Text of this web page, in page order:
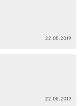
22.05.2019
22.05.2019